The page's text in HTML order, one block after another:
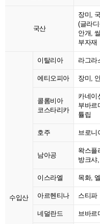
국산
장미,
(글라
안개,
부자재
수입산
이탈리아 라그라
에티오피아 장미,
콜롬비아
코스타리카
카네이
부바르
튤립
호주 브로니
남아공
왁스플
방크샤
이스라엘 목화,
아르헨티나 스티파
네덜란드 브바르